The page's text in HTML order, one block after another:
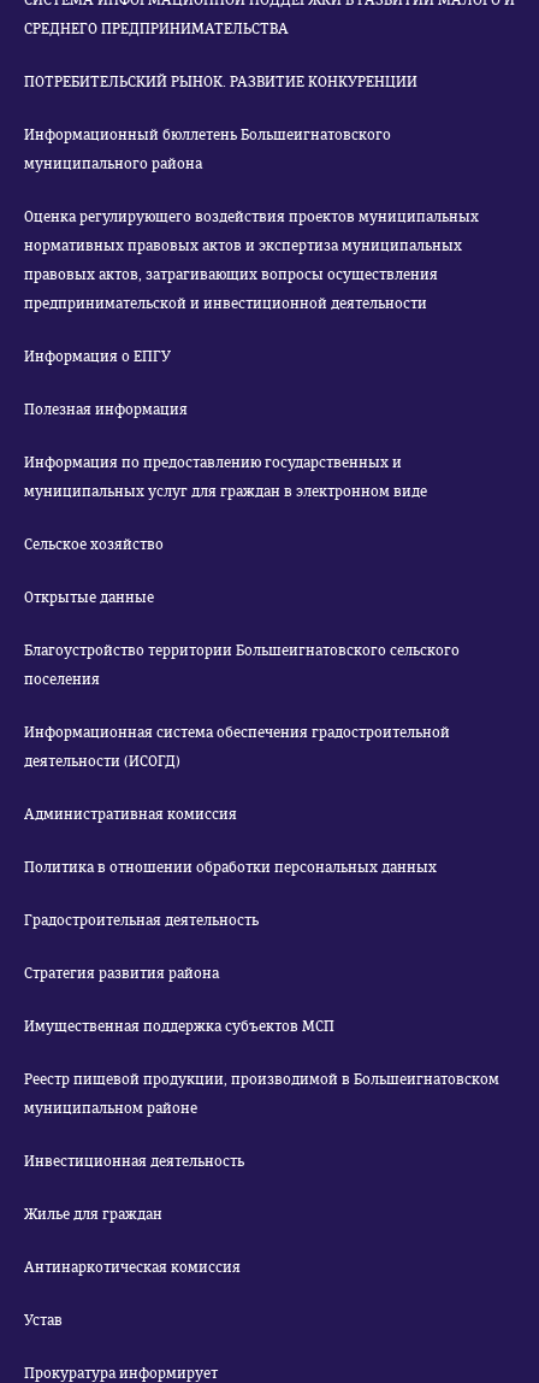
СРЕДНЕГО ПРЕДПРИНИМАТЕЛЬСТВА
ПОТРЕБИТЕЛЬСКИЙ РЫНОК. РАЗВИТИЕ КОНКУРЕНЦИИ
Информационный бюллетень Большеигнатовского
муниципального района
Оценка регулирующего воздействия проектов муниципальных
нормативных правовых актов и экспертиза муниципальных
правовых актов, затрагивающих вопросы осуществления
предпринимательской и инвестиционной деятельности
Информация о ЕПГУ
Полезная информация
Информация по предоставлению государственных и
муниципальных услуг для граждан в электронном виде
Сельское хозяйство
Открытые данные
Благоустройство территории Большеигнатовского сельского
поселения
Информационная система обеспечения градостроительной
деятельности (ИСОГД)
Административная комиссия
Политика в отношении обработки персональных данных
Градостроительная деятельность
Стратегия развития района
Имущественная поддержка субъектов МСП
Реестр пищевой продукции, производимой в Большеигнатовском
муниципальном районе
Инвестиционная деятельность
Жилье для граждан
Антинаркотическая комиссия
Устав
Прокуратура информирует